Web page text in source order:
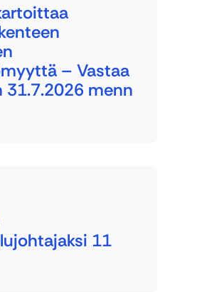
– Vastaa
31.7.2026 menn
11